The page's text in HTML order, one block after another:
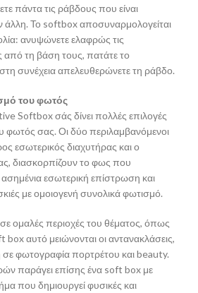
πάντα τις ράβδους που είναι
άλλη. Το softbox αποσυναρμολογείται
ανυψώνετε ελαφρώς τις
τη βάση τους, πατάτε το
στη συνέχεια απελευθερώνετε τη ράβδο.
του φωτός
Softbox σάς δίνει πολλές επιλογές
φωτός σας. Οι δύο περιλαμβανόμενοι
εσωτερικός διαχυτήρας και ο
διασκορπίζουν το φως που
εσωτερική επίστρωση και
με ομοιογενή συνολικά φωτισμό.
ομαλές περιοχές του θέματος, όπως
box αυτό μειώνονται οι αντανακλάσεις,
σε φωτογραφία πορτρέτου και beauty.
παράγει επίσης ένα soft box με
που δημιουργεί φυσικές και